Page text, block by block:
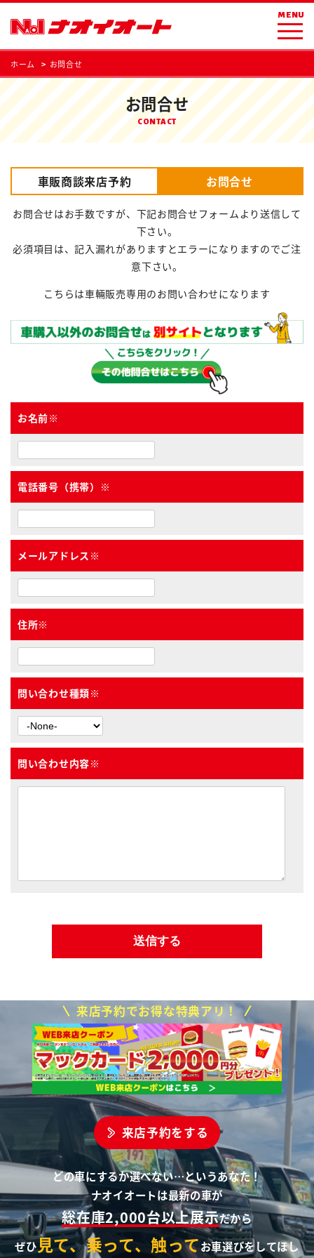
MENU
ホーム お問合せ
お問合せ
CONTACT
車販商談来店予約 お問合せ
お問合せはお手数ですが、下記お問合せフォームより送信して
下さい。
必須項目は、記入漏れがありますとエラーになりますのでご注
意下さい。
こちらは車輛販売専用のお問い合わせになります
お名前※
電話番号（携帯） ※
メールアドレス ※
住所※
問い合わせ種類※
問い合わせ内容※
来店予約でお得な特典アリ！
来店予約をする
どの車にするか選べない…というあなた！
ナオイオートは最新の車が
総在庫2,000台以上展示だから
ぜひ見て、乗って、触ってお車選びをしてほし